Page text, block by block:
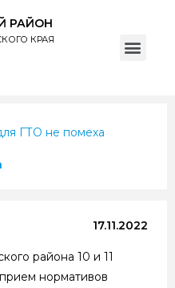
РАЙОН
КРАЯ
ГТО не помеха
17.11.2022
района 10 и 11
нормативов